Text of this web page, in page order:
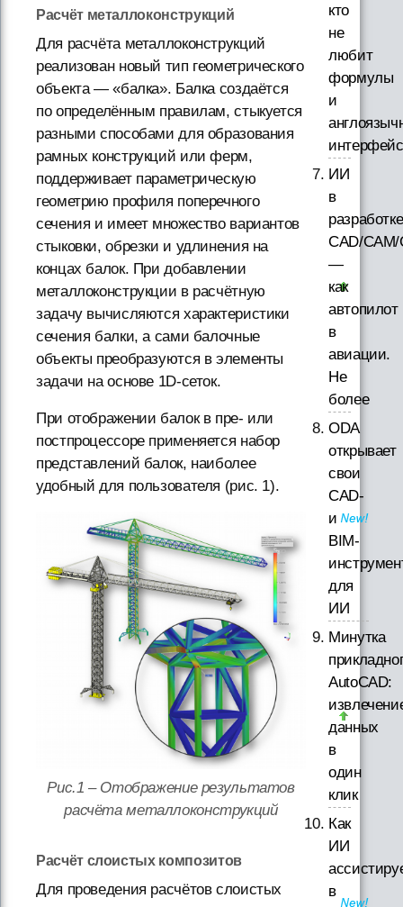
Расчёт металлоконструкций
Для расчёта металлоконструкций
реализован новый тип геометрического
объекта — «балка». Балка создаётся
по определённым правилам, стыкуется
разными способами для образования
рамных конструкций или ферм,
поддерживает параметрическую
геометрию профиля поперечного
сечения и имеет множество вариантов
стыковки, обрезки и удлинения на
концах балок. При добавлении
металлоконструкции в расчётную
задачу вычисляются характеристики
сечения балки, а сами балочные
объекты преобразуются в элементы
задачи на основе 1D-сеток.
При отображении балок в пре- или
постпроцессоре применяется набор
представлений балок, наиболее
удобный для пользователя (рис. 1).
Рис.1 – Отображение результатов
расчёта металлоконструкций
Расчёт слоистых композитов
Для проведения расчётов слоистых
кто
не
любит
формулы
и
ИИ
в
разработке
CAD/
—
как
автопилот
в
авиации.
Не
более
ODA
открывает
свои
CAD-
и
BIM-
для
ИИ
Минутка
AutoCAD:
данных
в
один
клик
Как
ИИ
в